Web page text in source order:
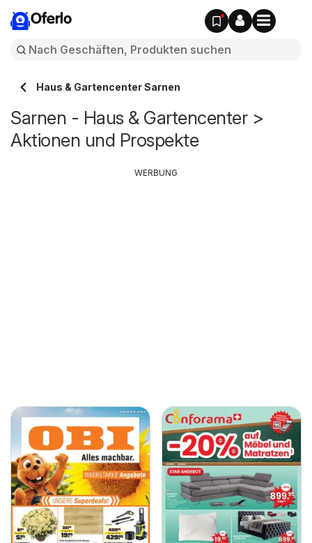
Oferlo
Haus & Gartencenter Sarnen
Sarnen - Haus & Gartencenter >
Aktionen und Prospekte
WERBUNG